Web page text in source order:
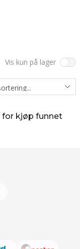
Vis kun på lager
for kjøp funnet